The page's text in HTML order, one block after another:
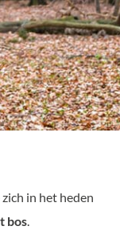
in het heden
bos.